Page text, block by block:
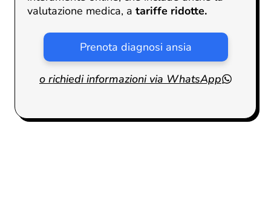
valutazione medica, a tariffe ridotte.
Prenota diagnosi ansia
o richiedi informazioni via WhatsApp